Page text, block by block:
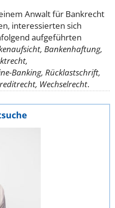
Anwalt für Bankrecht
interessierten sich
aufgeführten
Bankenhaftung,
Banking, Rücklastschrift,
Wechselrecht.